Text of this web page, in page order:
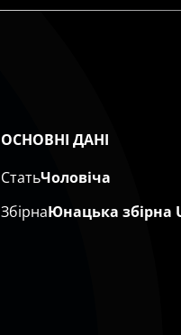
ОСНОВНІ ДАНІ
СтатьЧоловіча
ЗбірнаЮнацька збірна